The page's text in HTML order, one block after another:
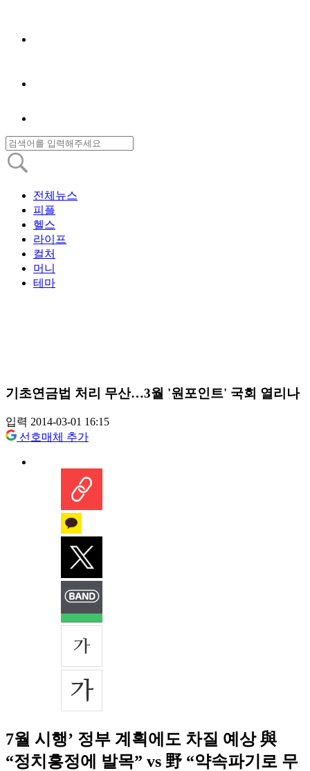
전체뉴스
피플
헬스
라이프
컬처
머니
테마
기초연금법 처리 무산…3월 '원포인트' 국회 열리나
입력 2014-03-01 16:15
선호매체 추가
7월 시행’ 정부 계획에도 차질 예상 與
“정치흥정에 발목” vs 野 “약속파기로 무